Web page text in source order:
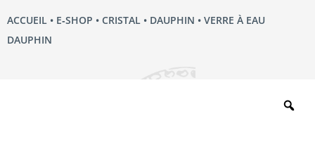
ACCUEIL • E‑SHOP • CRISTAL • DAUPHIN • VERRE À EAU
DAUPHIN